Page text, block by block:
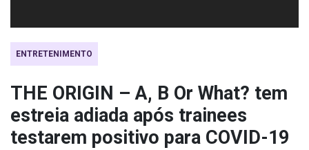
ENTRETENIMENTO
THE ORIGIN – A, B Or What? tem
estreia adiada após trainees
testarem positivo para COVID-19